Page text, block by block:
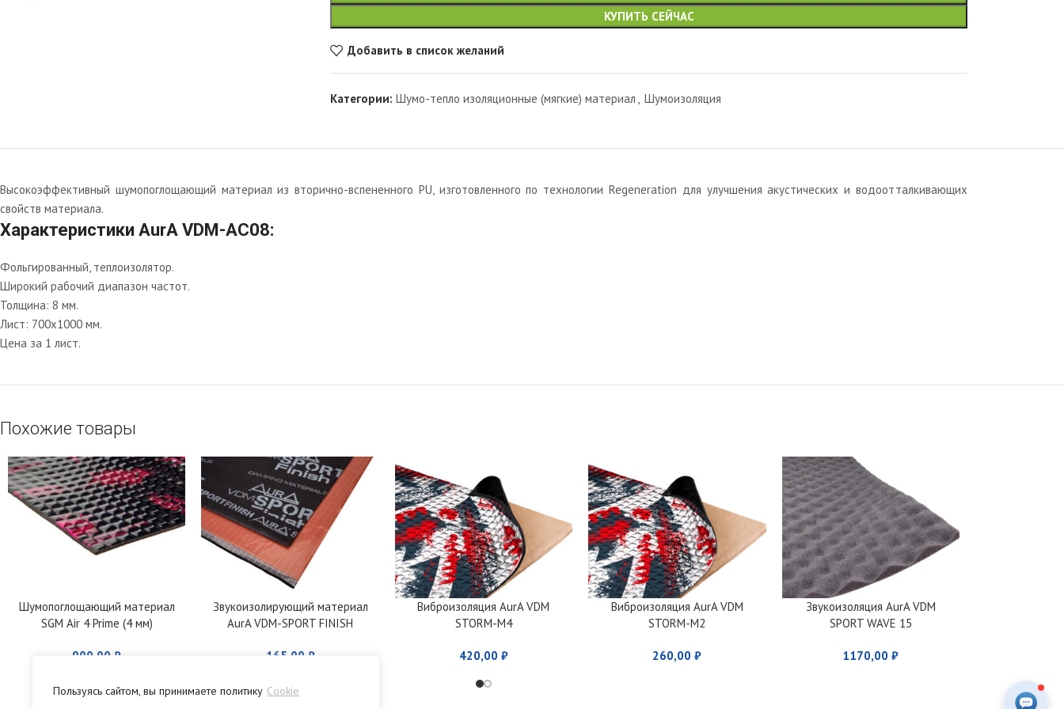
Пользуясь сайтом, вы принимаете политику Cookie
КУПИТЬ СЕЙЧАС
Добавить в список желаний
Категории: Шумо-тепло изоляционные (мягкие) материал Шумоизоляция
Высокоэффективный шумопоглощающий материал из вторично-вспененного PU, изготовленного по технологии Regeneration для улучшения акустических и водоотталкивающих
свойств материала.
Характеристики AurA VDM-AC08:
Фольгированный, теплоизолятор.
Широкий рабочий диапазон частот.
Толщина: 8 мм.
Лист: 700х1000 мм.
Цена за 1 лист.
Похожие товары
Шумопоглощающий материал
SGM Air 4 Prime (4 мм)
900,00 ₽
Звукоизолирующий материал
AurA VDM-SPORT FINISH
165,00 ₽
Виброизоляция AurA VDM
STORM-M4
420,00 ₽
Виброизоляция AurA VDM
STORM-M2
260,00₽
Звукоизоляция AurA VDM
SPORT WAVE 15
1170,00₽